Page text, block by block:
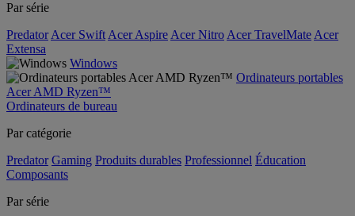
Par série
Predator Acer Swift Acer Aspire Acer Nitro Acer TravelMate Acer
Extensa
Windows
Ordinateurs portables
Acer AMD Ryzen™
Ordinateurs de bureau
Par catégorie
Predator Gaming Produits durables Professionnel Éducation
Composants
Par série